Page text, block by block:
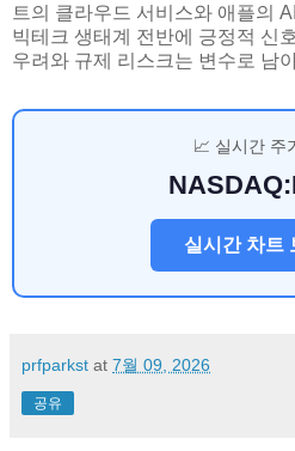
트의 클라우드 서비스와 애플의
빅테크 생태계 전반에 긍정적 신
우려와 규제 리스크는 변수로 남
📈 실시간 주
실시간 차트
prfparkst at 7월 09, 2026
공유